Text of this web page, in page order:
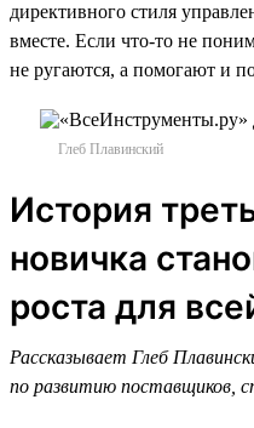
директивного стиля
вместе. Если что-то не
не ругаются, а помогают и
Глеб Плавинский
История
новичка
роста для
Рассказывает Глеб
по развитию поставщиков,